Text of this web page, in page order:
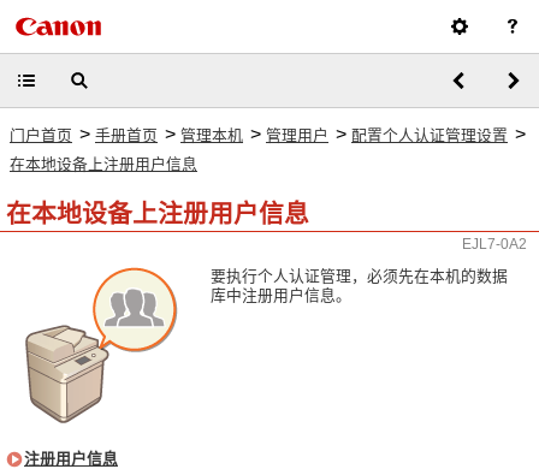
门户首页 > 手册首页 > 管理本机 > 管理用户 > 配置个人认证管理设置 >
在本地设备上注册用户信息
在本地设备上注册用户信息
EJL7-0A2
要执行个人认证管理，必须先在本机的数据
库中注册用户信息。
注册用户信息